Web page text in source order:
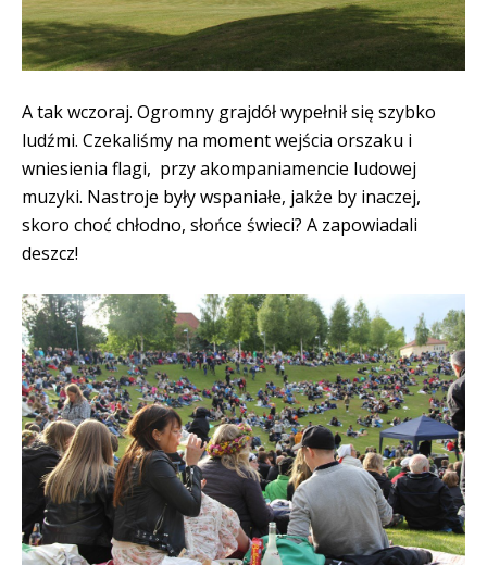
A tak wczoraj. Ogromny grajdół wypełnił się szybko
ludźmi. Czekaliśmy na moment wejścia orszaku i
wniesienia flagi, przy akompaniamencie ludowej
muzyki. Nastroje były wspaniałe, jakże by inaczej,
skoro choć chłodno, słońce świeci? A zapowiadali
deszcz!